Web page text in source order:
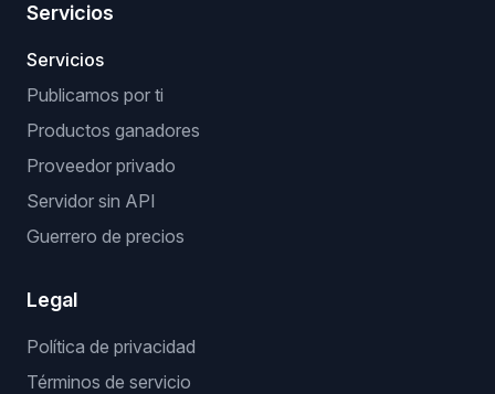
Servicios
Servicios
Publicamos por ti
Productos ganadores
Proveedor privado
Servidor sin API
Guerrero de precios
Legal
Política de privacidad
Términos de servicio